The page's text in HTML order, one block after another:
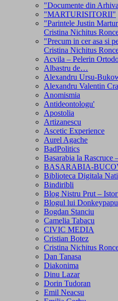
"Documente din
"MARTURISITORII"
"Parintele Justin
Cristina Nichitus
"Precum in cer asa si
Cristina Nichitus
Acvila – Pelerin
Albastru de…
Alexandru Ursu-
Alexandru Valentin
Anomismia
Antideontologu'
Apostolia
Artizanescu
Ascetic Experience
Aurel Agache
BadPolitics
Basarabia la Rascruce
BASARABIA-
Biblioteca Digitala
Bindiribli
Blog Nistru Prut –
Blogul lui
Bogdan Stanciu
Camelia Tabacu
CIVIC MEDIA
Cristian Botez
Cristina Nichitus
Dan Tanasa
Diakonima
Dinu Lazar
Dorin Tudoran
Emil Neacsu